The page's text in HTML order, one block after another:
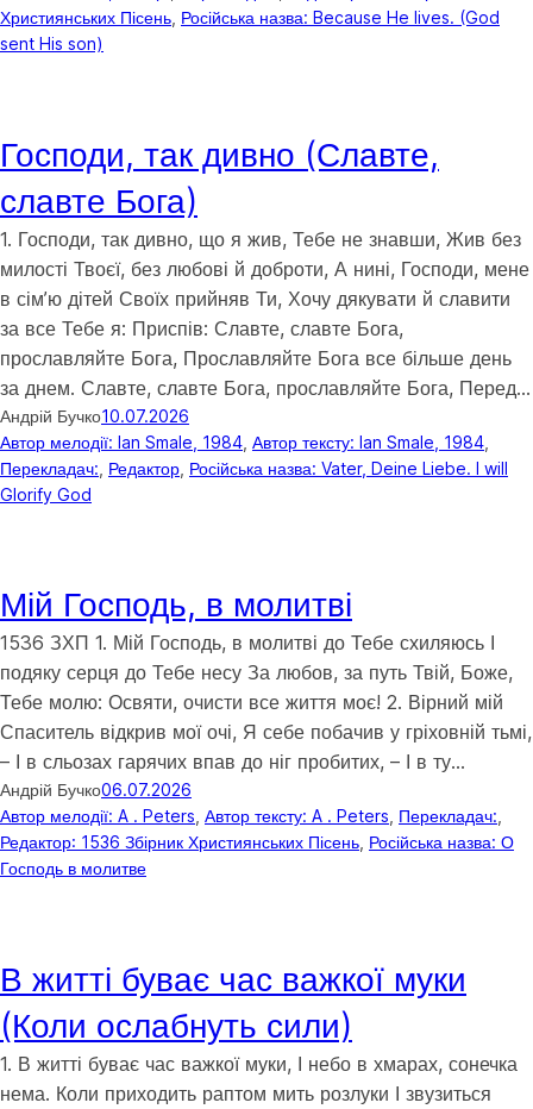
Християнських Пісень Російська назва: Because He lives. (God
sent His son)
Господи, так дивно (Славте,
славте Бога)
1. Господи, так дивно, що я жив, Тебе не знавши, Жив без
милості Твоєї, без любові й доброти, А нині, Господи, мене
в сім’ю дітей Своїх прийняв Ти, Хочу дякувати й славити
за все Тебе я: Приспів: Славте, славте Бога,
прославляйте Бога, Прославляйте Бога все більше день
за днем. Славте, славте Бога, прославляйте Бога, Перед…
Андрій Бучко10.07.2026
Автор мелодії: Ian Smale, 1984 Автор тексту: Ian Smale, 1984
Перекладач: Редактор Російська назва: Vater, Deine Liebe. I will
Glorify God
Мій Господь, в молитві
1536 ЗХП 1. Мій Господь, в молитві до Тебе схиляюсь І
подяку серця до Тебе несу За любов, за путь Твій, Боже,
Тебе молю: Освяти, очисти все життя моє! 2. Вірний мій
Спаситель відкрив мої очі, Я себе побачив у гріховній тьмі,
– І в сльозах гарячих впав до ніг пробитих, – І в ту…
Андрій Бучко06.07.2026
Автор мелодії: A . Peters Автор тексту: A . Peters Перекладач:
Редактор: 1536 Збірник Християнських Пісень Російська назва: О
Господь в молитве
В житті буває час важкої муки
(Коли ослабнуть сили)
1. В житті буває час важкої муки, І небо в хмарах, сонечка
нема. Коли приходить раптом мить розлуки І звузиться